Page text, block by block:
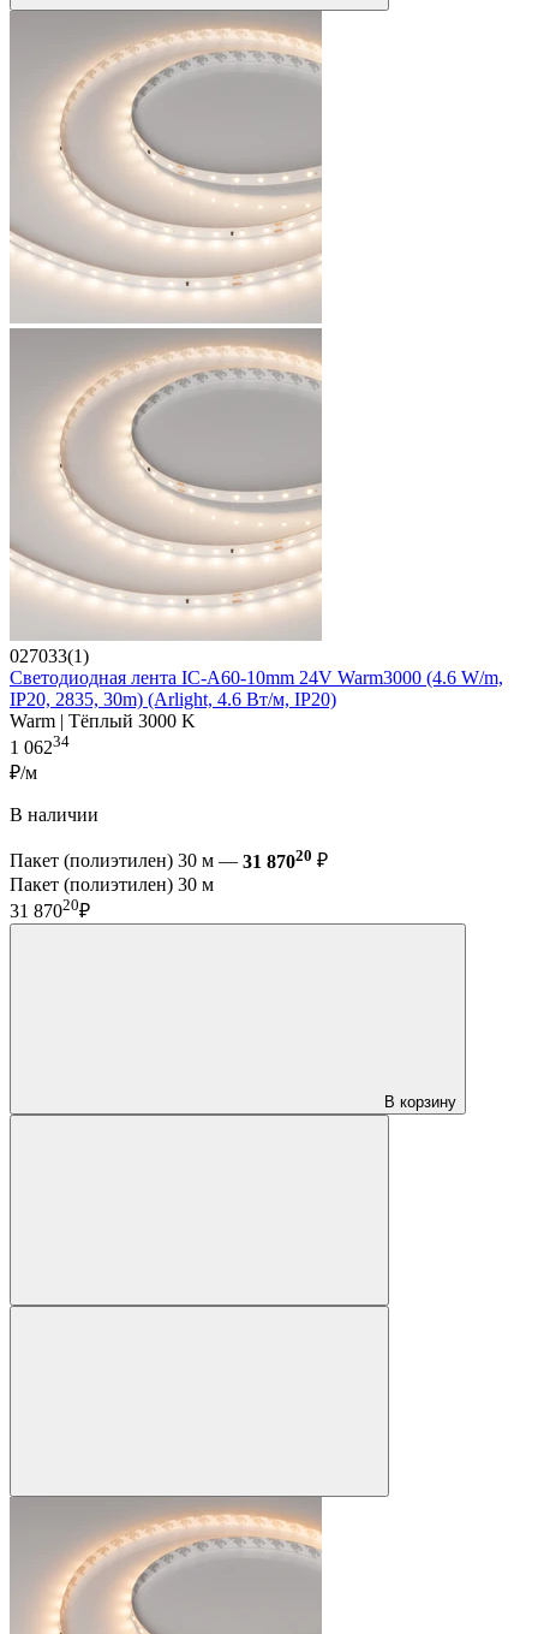
027033(1)
Светодиодная лента IC-A60-10mm 24V Warm3000 (4.6 W/m,
IP20, 2835, 30m) (Arlight, 4.6 Вт/м, IP20)
Warm | Тёплый 3000 K
1 06234
₽/м
В наличии
Пакет (полиэтилен) 30 м — 31 87020 ₽
Пакет (полиэтилен) 30 м
31 87020₽
В корзину